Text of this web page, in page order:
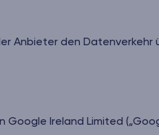
Anbieter den Datenverkehr
Ireland Limited